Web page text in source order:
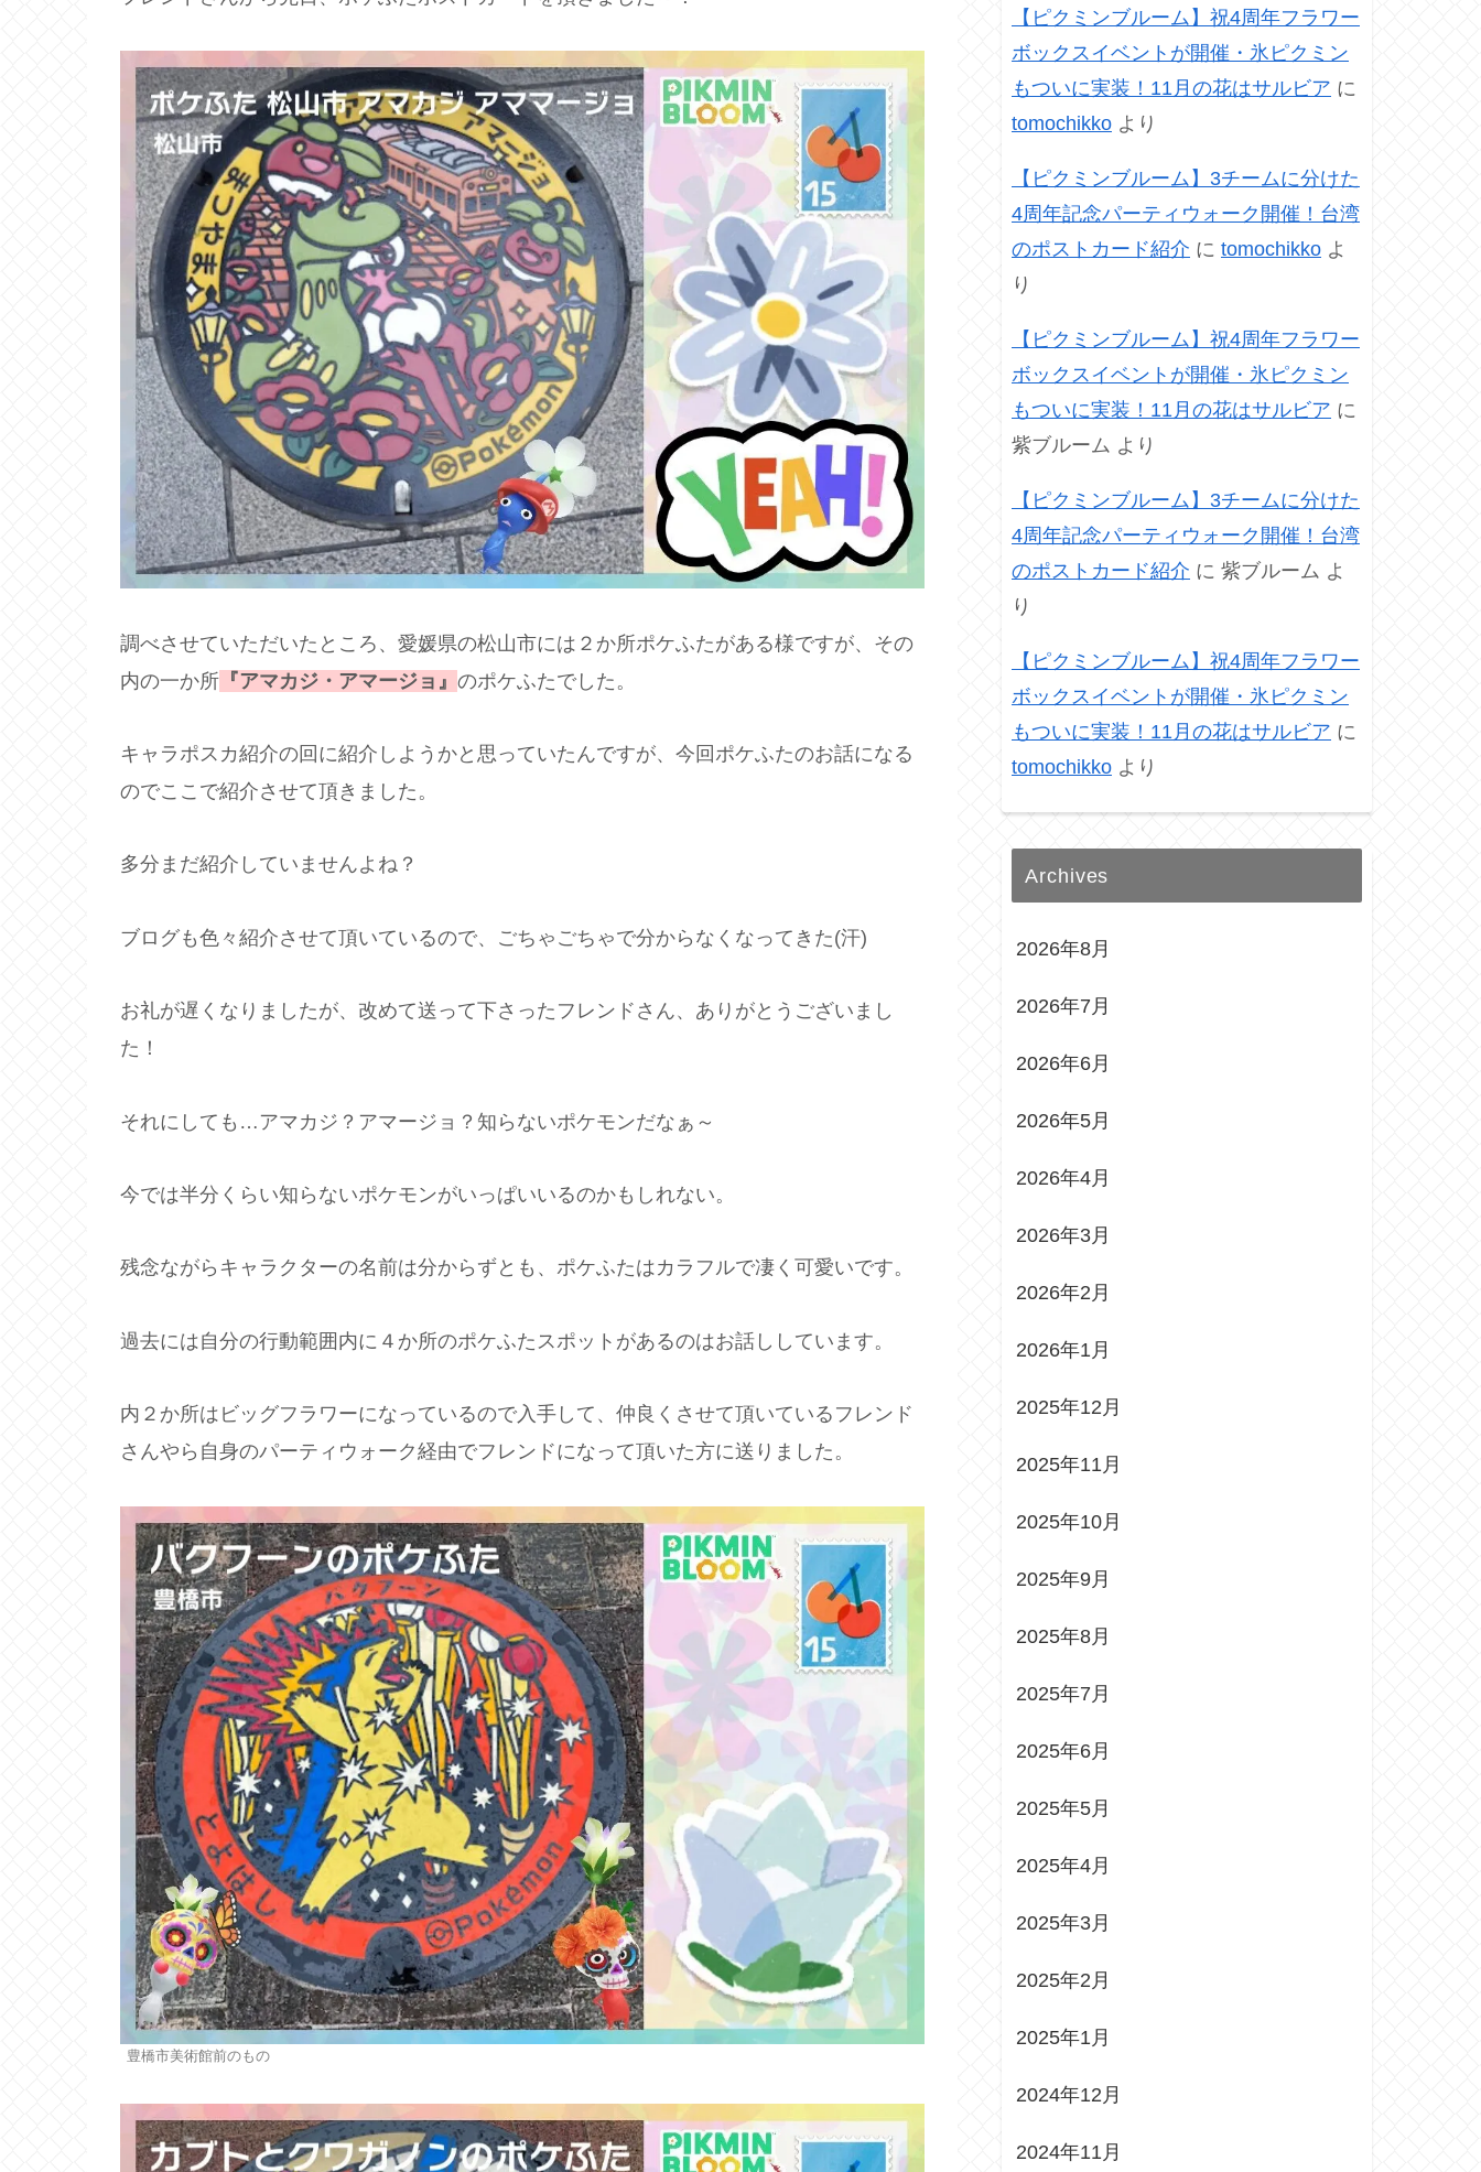
調べさせていただいたところ、愛媛県の松山市には２か所ポケふたがある様ですが、その
内の一か所 『アマカジ・アマージョ』 のポケふたでした。
キャラポスカ紹介の回に紹介しようかと思っていたんですが、今回ポケふたのお話になる
のでここで紹介させて頂きました。
多分まだ紹介していませんよね？
ブログも色々紹介させて頂いているので、ごちゃごちゃで分からなくなってきた(汗)
お礼が遅くなりましたが、改めて送って下さったフレンドさん、ありがとうございまし
た！
それにしても…アマカジ？アマージョ？知らないポケモンだなぁ～
今では半分くらい知らないポケモンがいっぱいいるのかもしれない。
残念ながらキャラクターの名前は分からずとも、ポケふたはカラフルで凄く可愛いです。
過去には自分の行動範囲内に４か所のポケふたスポットがあるのはお話ししています。
内２か所はビッグフラワーになっているので入手して、仲良くさせて頂いているフレンド
さんやら自身のパーティウォーク経由でフレンドになって頂いた方に送りました。
豊橋市美術館前のもの
【ピクミンブルーム】祝4周年フラワー
ボックスイベントが開催・氷ピクミン
もついに実装！11月の花はサルビア に
tomochikko より
【ピクミンブルーム】3チームに分けた
4周年記念パーティウォーク開催！台湾
のポストカード紹介 に tomochikko よ
り
【ピクミンブルーム】祝4周年フラワー
ボックスイベントが開催・氷ピクミン
もついに実装！11月の花はサルビア に
紫ブルーム より
【ピクミンブルーム】3チームに分けた
4周年記念パーティウォーク開催！台湾
のポストカード紹介 に 紫ブルーム よ
り
【ピクミンブルーム】祝4周年フラワー
ボックスイベントが開催・氷ピクミン
もついに実装！11月の花はサルビア に
tomochikko より
Archives
2026年8月
2026年7月
2026年6月
2026年5月
2026年4月
2026年3月
2026年2月
2026年1月
2025年12月
2025年11月
2025年10月
2025年9月
2025年8月
2025年7月
2025年6月
2025年5月
2025年4月
2025年3月
2025年2月
2025年1月
2024年12月
2024年11月